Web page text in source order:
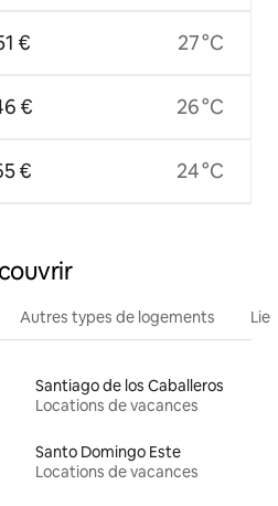
€
€
€
27 °C
26 °C
24 °C
Autres types de logements
Santiago de los Caballeros
Locations de vacances
Santo Domingo Este
Locations de vacances